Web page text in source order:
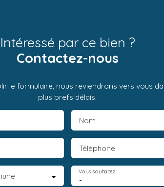
Intéressé par ce bien ?
Contactez-nous
le formulaire, nous reviendrons vers vous
plus brefs délais.
Nom
Téléphone
-
Vous souhaitez